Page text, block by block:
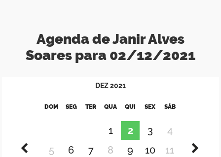
Agenda de Janir Alves
Soares para 02/12/2021
DEZ2021
DOM SEG TER QUA QUI SEX SÁB
1 2 3
4
5
6 7 8 9 10
11